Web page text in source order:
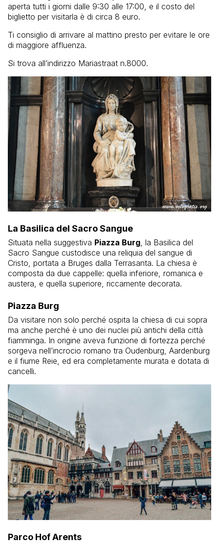
aperta tutti i giorni dalle 9:30 alle 17:00, e il costo del
biglietto per visitarla è di circa 8 euro.
Ti consiglio di arrivare al mattino presto per evitare le ore
di maggiore affluenza.
Si trova all’indirizzo Mariastraat n.8000.
La Basilica del Sacro Sangue
Situata nella suggestiva Piazza Burg, la Basilica del
Sacro Sangue custodisce una reliquia del sangue di
Cristo, portata a Bruges dalla Terrasanta. La chiesa è
composta da due cappelle: quella inferiore, romanica e
austera, e quella superiore, riccamente decorata.
Piazza Burg
Da visitare non solo perché ospita la chiesa di cui sopra
ma anche perché è uno dei nuclei più antichi della città
fiamminga. In origine aveva funzione di fortezza perché
sorgeva nell’incrocio romano tra Oudenburg, Aardenburg
e il fiume Reie, ed era completamente murata e dotata di
cancelli.
Parco Hof Arents